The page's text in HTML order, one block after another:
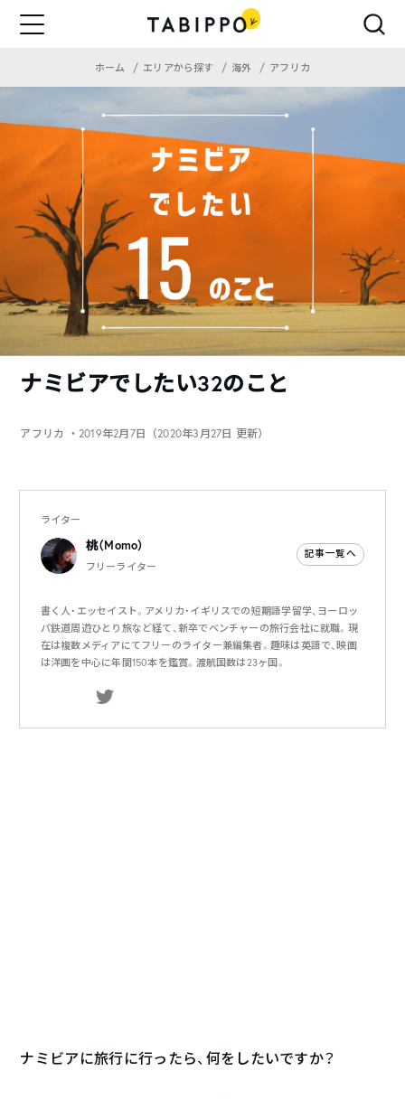
ホーム エリアから探す 海外 アフリカ
ナミビアでしたい32のこと
アフリカ ・2019年2月7日（2020年3月27日 更新）
ライター
桃（Momo）
フリーライター
記事一覧へ
書く人・エッセイスト。アメリカ・イギリスでの短期語学留学、ヨーロッ
パ鉄道周遊ひとり旅など経て、新卒でベンチャーの旅行会社に就職。現
在は複数メディアにてフリーのライター兼編集者。趣味は英語で、映画
は洋画を中心に年間150本を鑑賞。渡航国数は23ヶ国。
ナミビアに旅行に行ったら、何をしたいですか？